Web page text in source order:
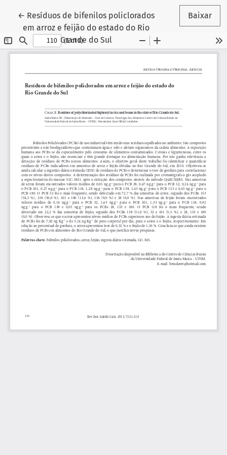
← Voltar aos Detalhes do Artigo
Resíduos de bifenilos policlorados
em arroz e feijão do estado do Rio
Grande do Sul
Baixar